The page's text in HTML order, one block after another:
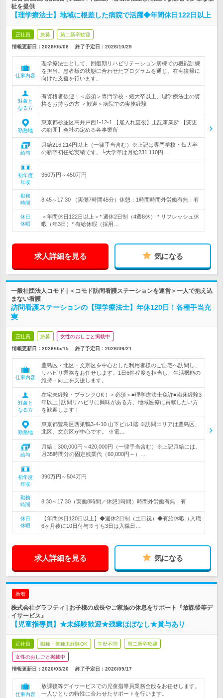
祉を提供
【理学療法士】地域に根差した病院で活躍◆年間休日122日以上
正社員 急募 第二新卒歓迎
情報更新日：2026/05/08 終了予定日： 2026/10/29
仕事内容
理学療法士として、回復期リハビリテーション病棟での機能訓練
を担当。患者様の状態に合わせたプログラムを通じ、在宅復帰に
向けた支援を行います。
対象と
なる方
有資格者歓迎！＜必須＞専門学校・短大卒以上、理学療法士の資
格をお持ちの方 ＜歓迎＞病院での実務経験
勤務地
東京都杉並区高井戸西1-12-1 【雇入れ直後】上記事業所 【変更
の範囲】会社の定める各事業所
給与
月給216,214円以上（一律手当含む）※上記は専門学校・短大卒
の新卒初任給実績です。└大学卒は月給231,110円…
初年度
年収
350万円～450万円
勤務
時間
8:45～17:30 （実働7時間45分）休憩：1時間時間外労働有無：有
休日
休暇
＜年間休日122日以上＞* 週休2日制（4週8休） * リフレッシュ休
暇（年3日）* 有給休暇（採用…
求人詳細を見る 気になる
一般社団法人コモド | ＜コモド訪問看護ステーションを運営＞一人で抱え込
まない看護
訪問看護ステーションの【理学療法士】年休120日！各種手当充
実
正社員 急募 女性のおしごと掲載中
情報更新日：2026/05/15 終了予定日： 2026/09/21
仕事内容
豊島区・北区・文京区を中心とした利用者様のご自宅へ訪問し、
リハビリ業務をお任せします。1日6件程度を担当し、生活機能の
維持・向上を支援します。
対象と
なる方
在宅未経験・ブランクOK！＜必須＞■理学療法士免許■臨床経験3
年以上│訪問リハビリに興味がある方、地域医療に貢献したい方
を歓迎します！
勤務地
東京都豊島区西巣鴨3-4-10 山下ビル1階 ※訪問エリアは豊島区、
北区、文京区が中心です。 ※電…
給与
月給：300,000円～420,000円（一律手当含む）※上記月給には、
月35時間分の固定残業代（60,000円～）…
初年度
年収
390万円～504万円
勤務
時間
8:30～17:30（実働8時間／休憩1時間）時間外労働有無：有
休日
休暇
【年間休日120日以上】◆週休2日制（土日祝）◆有給休暇（入職
6ヶ月後に10日付与※うち3日は入職日…
求人詳細を見る 気になる
新着
株式会社グラフティ | お子様の成長やご家族の休息をサポート『放課後等デ
イサービス』
【児童指導員】★未経験歓迎★残業ほぼなし★賞与あり
正社員 職種・業種未経験OK 学歴不問 第二新卒歓迎
女性のおしごと掲載中
情報更新日：2026/03/20 終了予定日： 2026/09/17
仕事内容
放課後等デイサービスでの児童指導員業務全般をお任せします。
一人ひとりの特性に合わせたサポートを行います。